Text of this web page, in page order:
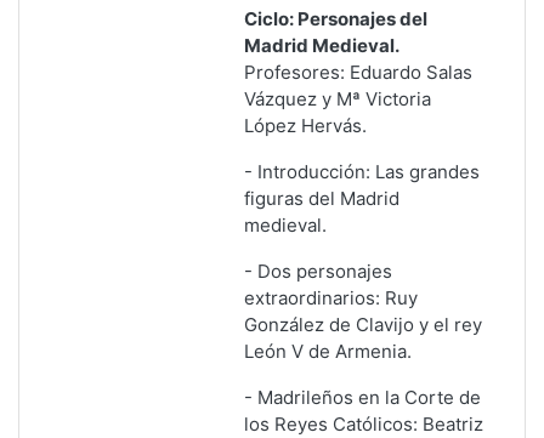
Ciclo: Personajes del
Madrid Medieval.
Profesores: Eduardo Salas
Vázquez y Mª Victoria
López Hervás.
- Introducción: Las grandes
figuras del Madrid
medieval.
- Dos personajes
extraordinarios: Ruy
González de Clavijo y el rey
León V de Armenia.
- Madrileños en la Corte de
los Reyes Católicos: Beatriz